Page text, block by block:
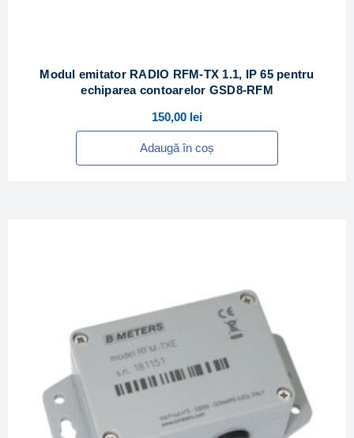
Modul emitator RADIO RFM-TX 1.1, IP 65 pentru
echiparea contoarelor GSD8-RFM
150,00 lei
Adaugă în coș